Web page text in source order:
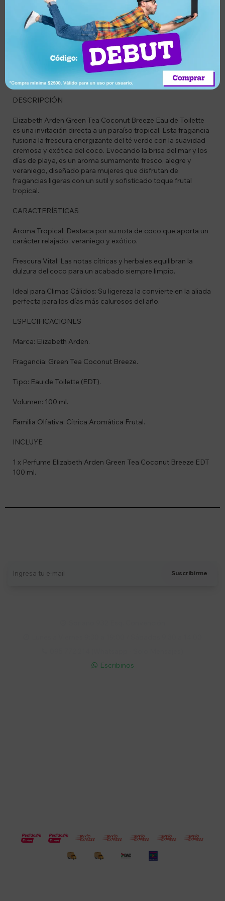
Compra segura
Descripción
BG85805260101
DESCRIPCIÓN
Elizabeth Arden Green Tea Coconut Breeze Eau de Toilette
es una invitación directa a un paraíso tropical. Esta fragancia
fusiona la frescura energizante del té verde con la suavidad
cremosa y exótica del coco. Evocando la brisa del mar y los
días de playa, es un aroma sumamente fresco, alegre y
veraniego, diseñado para mujeres que disfrutan de
fragancias ligeras con un sutil y sofisticado toque frutal
tropical.
CARACTERÍSTICAS
Aroma Tropical: Destaca por su nota de coco que aporta un
carácter relajado, veraniego y exótico.
Frescura Vital: Las notas cítricas y herbales equilibran la
dulzura del coco para un acabado siempre limpio.
Ideal para Climas Cálidos: Su ligereza la convierte en la aliada
perfecta para los días más calurosos del año.
ESPECIFICACIONES
Marca: Elizabeth Arden.
Fragancia: Green Tea Coconut Breeze.
Tipo: Eau de Toilette (EDT).
Volumen: 100 ml.
Familia Olfativa: Cítrica Aromática Frutal.
INCLUYE
1 x Perfume Elizabeth Arden Green Tea Coconut Breeze EDT
100 ml.
Suscribirme
 Escribinos